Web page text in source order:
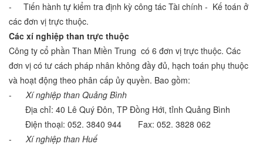
- Tiến hành tự kiểm tra định kỳ công tác Tài chính - Kế toán ở
các đơn vị trực thuộc.
Các xí nghiệp than trực thuộc
Công ty cổ phần Than Miền Trung có 6 đơn vị trực thuộc. Các
đơn vị có tư cách pháp nhân không đầy đủ, hạch toán phụ thuộc
và hoạt động theo phân cấp ủy quyền. Bao gồm:
- Xí nghiệp than Quảng Bình
Địa chỉ: 40 Lê Quý Đôn, TP Đồng Hới, tỉnh Quảng Bình
Điện thoại: 052. 3840 944 Fax: 052. 3828 062
- Xí nghiệp than Huế